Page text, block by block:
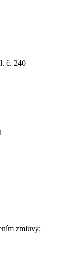
č. 240
zmluvy: